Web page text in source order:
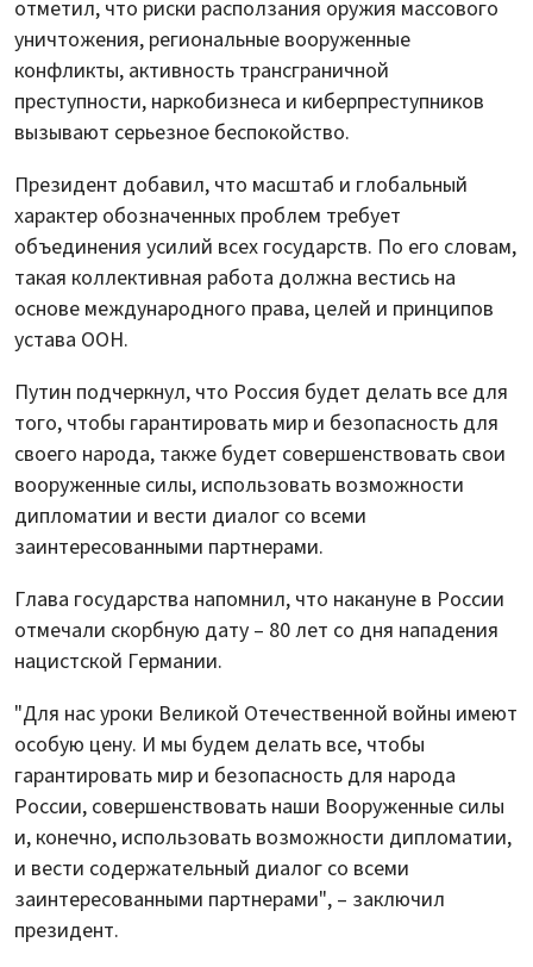
отметил, что риски расползания оружия массового
уничтожения, региональные вооруженные
конфликты, активность трансграничной
преступности, наркобизнеса и киберпреступников
вызывают серьезное беспокойство.
Президент добавил, что масштаб и глобальный
характер обозначенных проблем требует
объединения усилий всех государств. По его словам,
такая коллективная работа должна вестись на
основе международного права, целей и принципов
устава ООН.
Путин подчеркнул, что Россия будет делать все для
того, чтобы гарантировать мир и безопасность для
своего народа, также будет совершенствовать свои
вооруженные силы, использовать возможности
дипломатии и вести диалог со всеми
заинтересованными партнерами.
Глава государства напомнил, что накануне в России
отмечали скорбную дату – 80 лет со дня нападения
нацистской Германии.
"Для нас уроки Великой Отечественной войны имеют
особую цену. И мы будем делать все, чтобы
гарантировать мир и безопасность для народа
России, совершенствовать наши Вооруженные силы
и, конечно, использовать возможности дипломатии,
и вести содержательный диалог со всеми
заинтересованными партнерами", – заключил
президент.